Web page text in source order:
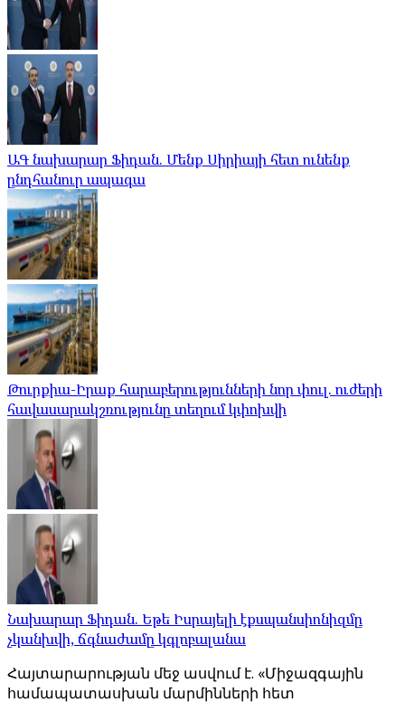
ԱԳ նախարար Ֆիդան. Մենք Սիրիայի հետ ունենք
ընդհանուր ապագա
Թուրքիա-Իրաք հարաբերությունների նոր փուլ. ուժերի
հավասարակշռությունը տեղում կփոխվի
Նախարար Ֆիդան. Եթե Իսրայելի էքսպանսիոնիզմը
չկանխվի, ճգնաժամը կգլոբալանա
Հայտարարության մեջ ասվում է. «Միջազգային
համապատասխան մարմինների հետ